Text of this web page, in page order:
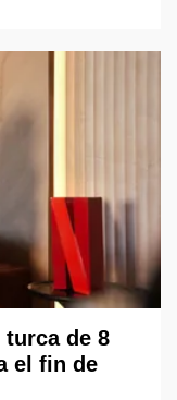
de 8
el fin de